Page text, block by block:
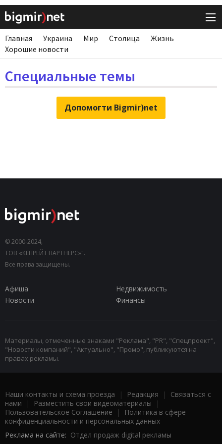
Главная Украина Мир Столица
Жизнь
Хорошие новости
Специальные темы
Допомогти Bigmir)net
© 2000-2024,
ТОВ «КЕПРЕЙТ ПАРТНЕРС»".
Все права защищены.
Афиша
Недвижимость
Новости
Финансы
Материалы, отмеченные знаками "Реклама", "PR", "Спецпроект",
"Новости компаний", "Актуально", "Промо", публикуются на
правах рекламы.
Наши контакты и схема проезда | Редакция | Связаться с
нами | Разместить свои видеоматериалы |
Пользовательское Соглашение |
Политика в сфере
конфиденциальности и персональных данных
Реклама на сайте: Отдел продаж digital рекламы